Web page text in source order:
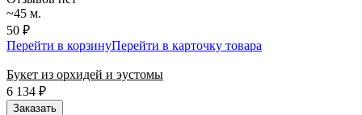
~45 м.
50 ₽
Перейти в корзинуПерейти в карточку товара
Букет из орхидей и эустомы
6 134 ₽
Заказать